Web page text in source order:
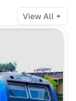
View All